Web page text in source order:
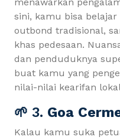
sini, kamu bisa
outbond tradisional,
khas pedesaan.
dan penduduknya
buat kamu yang
nilai-nilai kearifan
🌱 3. Goa
Kalau kamu suka